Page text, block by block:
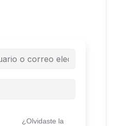
¿Olvidaste la